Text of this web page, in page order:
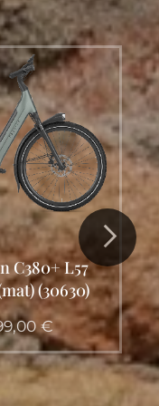
C5+ L53 905
EDIT. (M)
€